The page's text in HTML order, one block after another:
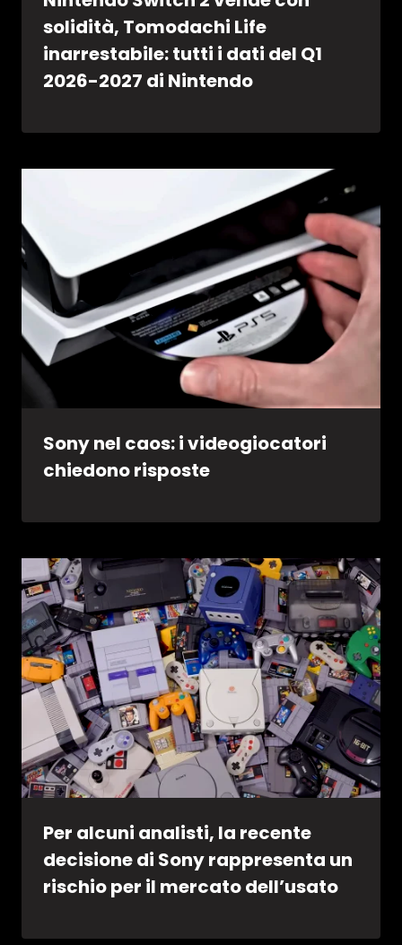
solidità, Tomodachi Life
inarrestabile: tutti i dati del Q1
2026-2027 di Nintendo
Sony nel caos: i videogiocatori
chiedono risposte
Per alcuni analisti, la recente
decisione di Sony rappresenta un
rischio per il mercato dell’usato